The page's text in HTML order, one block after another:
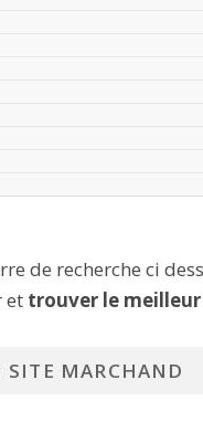
de recherche ci
et trouver le